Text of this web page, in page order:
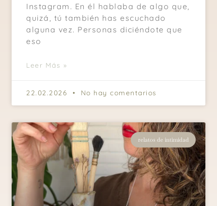
Instagram. En él hablaba de algo que,
quizá, tú también has escuchado
alguna vez. Personas diciéndote que
eso
Leer Más »
22.02.2026 No hay comentarios
relatos de intimidad